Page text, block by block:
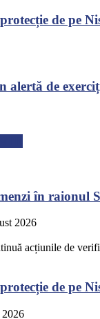
de pe
alertă de
în raionul
2026
acțiunile de
de pe
2026